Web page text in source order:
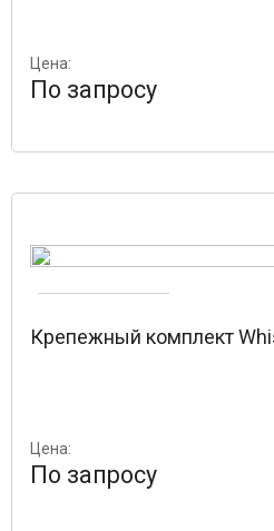
Цена:
По запросу
Крепежный комплект
Цена:
По запросу